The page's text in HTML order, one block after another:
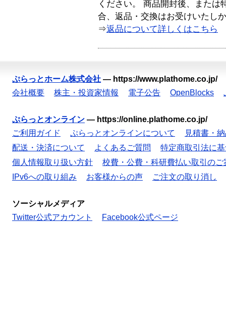
ください。 商品開封後、または
合、返品・交換はお受けいたし
⇒返品について詳しくはこちら
ぷらっとホーム株式会社 — https://www.plathome.co.jp/
会社概要
株主・投資家情報 電子公告 OpenBlocks
ぷらっとオンライン — https://online.plathome.co.jp/
ご利用ガイド
ぷらっとオンラインについて
見積書・
配送・決済について
よくあるご質問
特定商取引法に
個人情報取り扱い方針
校費・公費・科研費払い取引のご
IPv6への取り組み
お客様からの声 ご注文の取り消し
ソーシャルメディア
Twitter公式アカウント
Facebook公式ページ